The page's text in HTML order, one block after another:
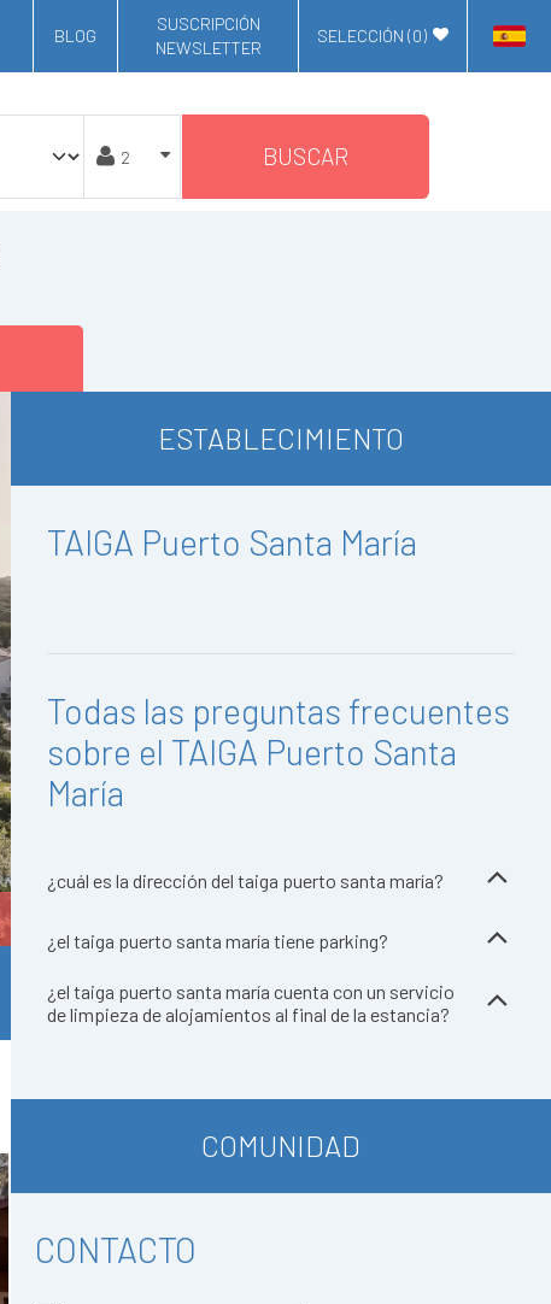
BLOG
SUSCRIPCIÓN
NEWSLETTER
SELECCIÓN (0)
BUSCAR
ESTABLECIMIENTO
TAIGA Puerto Santa María
Todas las preguntas frecuentes
sobre el TAIGA Puerto Santa
María
¿cuál es la dirección del taiga puerto santa maría?
¿el taiga puerto santa maría tiene parking?
¿el taiga puerto santa maría cuenta con un servicio
de limpieza de alojamientos al final de la estancia?
COMUNIDAD
CONTACTO